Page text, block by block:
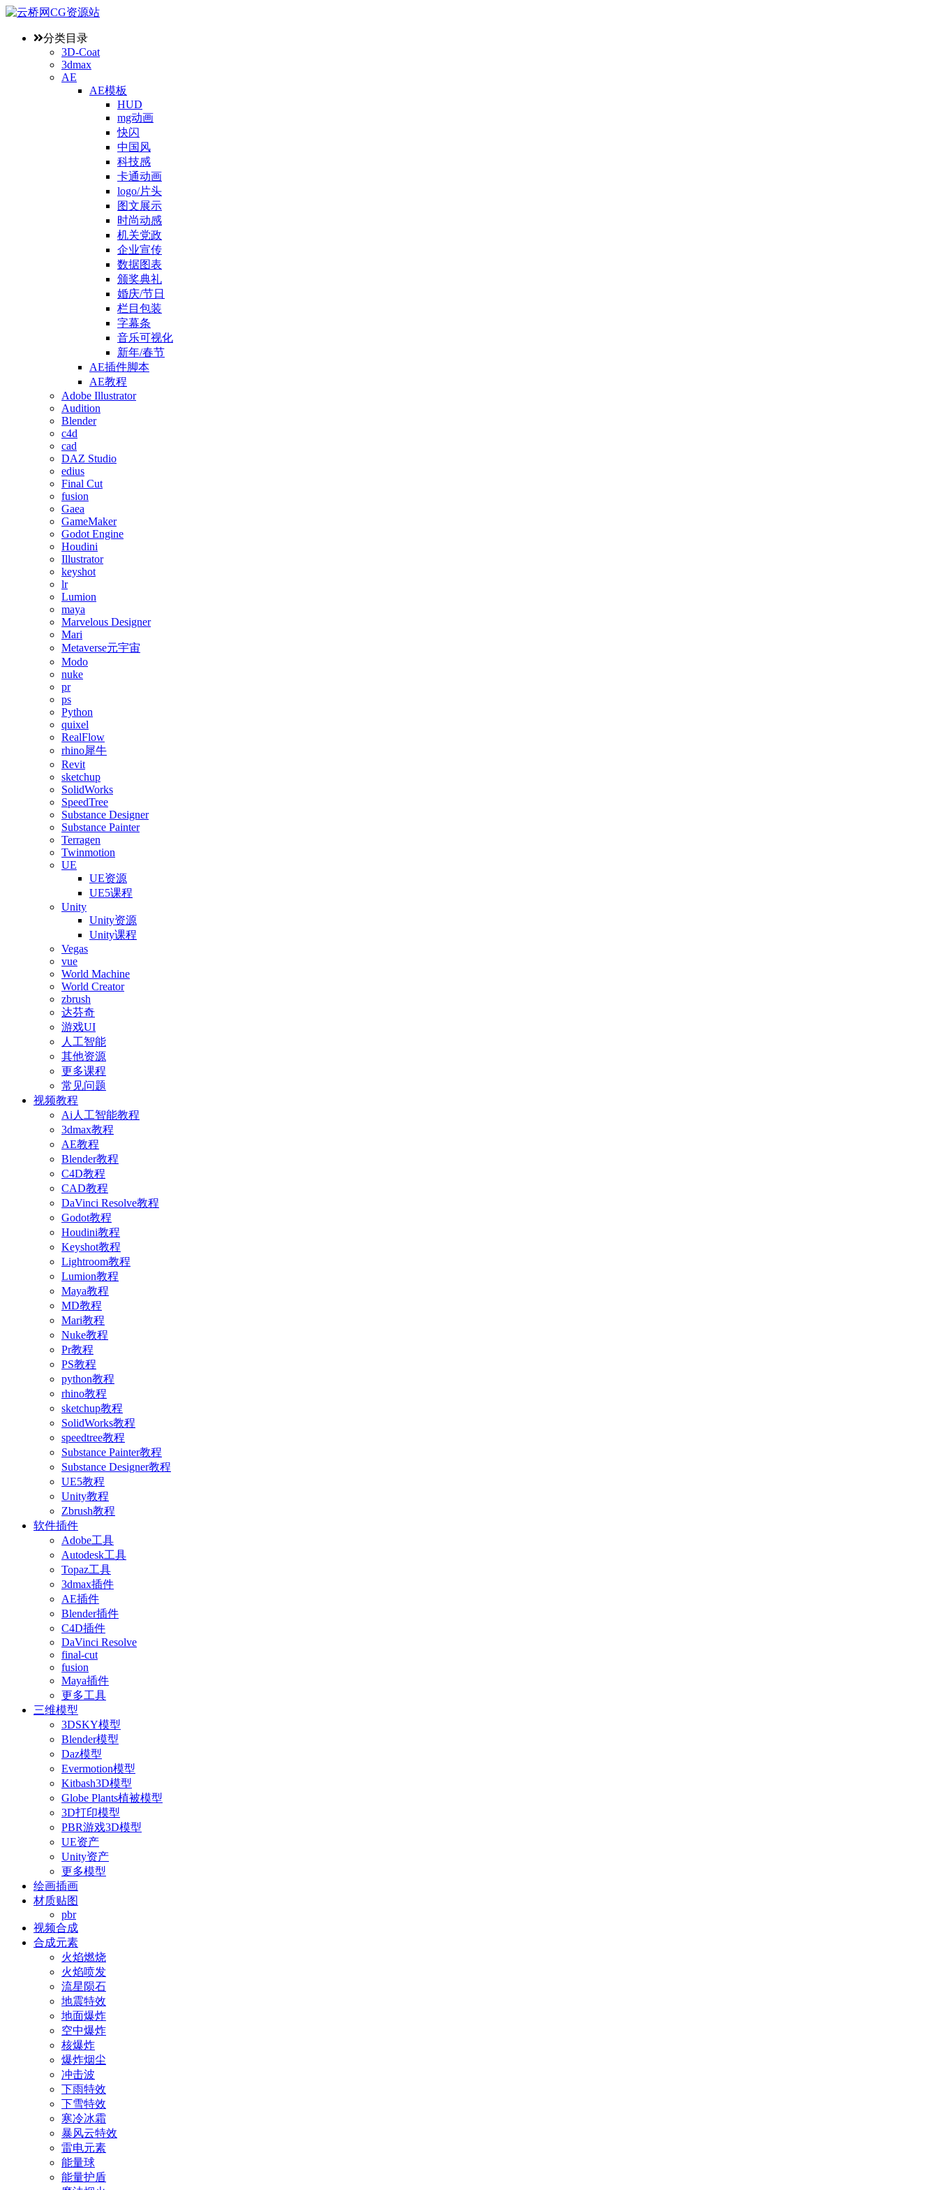
分类目录
3D-Coat
3dmax
AE
AE模板
HUD
mg动画
快闪
中国风
科技感
卡通动画
logo/片头
图文展示
时尚动感
机关党政
企业宣传
数据图表
颁奖典礼
婚庆/节日
栏目包装
字幕条
音乐可视化
新年/春节
AE插件脚本
AE教程
Adobe Illustrator
Audition
Blender
c4d
cad
DAZ Studio
edius
Final Cut
fusion
Gaea
GameMaker
Godot Engine
Houdini
Illustrator
keyshot
lr
Lumion
maya
Marvelous Designer
Mari
Metaverse元宇宙
Modo
nuke
pr
ps
Python
quixel
RealFlow
rhino犀牛
Revit
sketchup
SolidWorks
SpeedTree
Substance Designer
Substance Painter
Terragen
Twinmotion
UE
UE资源
UE5课程
Unity
Unity资源
Unity课程
Vegas
vue
World Machine
World Creator
zbrush
达芬奇
游戏UI
人工智能
其他资源
更多课程
常见问题
视频教程
Ai人工智能教程
3dmax教程
AE教程
Blender教程
C4D教程
CAD教程
DaVinci Resolve教程
Godot教程
Houdini教程
Keyshot教程
Lightroom教程
Lumion教程
Maya教程
MD教程
Mari教程
Nuke教程
Pr教程
PS教程
python教程
rhino教程
sketchup教程
SolidWorks教程
speedtree教程
Substance Painter教程
Substance Designer教程
UE5教程
Unity教程
Zbrush教程
软件插件
Adobe工具
Autodesk工具
Topaz工具
3dmax插件
AE插件
Blender插件
C4D插件
DaVinci Resolve
final-cut
fusion
Maya插件
更多工具
三维模型
3DSKY模型
Blender模型
Daz模型
Evermotion模型
Kitbash3D模型
Globe Plants植被模型
3D打印模型
PBR游戏3D模型
UE资产
Unity资产
更多模型
绘画插画
材质贴图
pbr
视频合成
合成元素
火焰燃烧
火焰喷发
流星陨石
地震特效
地面爆炸
空中爆炸
核爆炸
爆炸烟尘
冲击波
下雨特效
下雪特效
寒冷冰霜
暴风云特效
雷电元素
能量球
能量护盾